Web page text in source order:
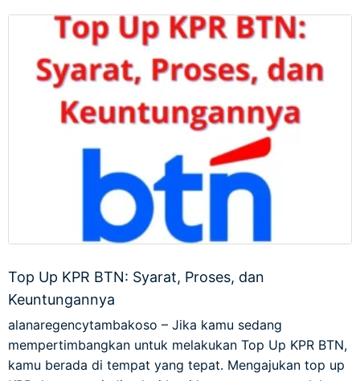
Top Up KPR BTN: Syarat, Proses, dan
Keuntungannya
alanaregencytambakoso – Jika kamu sedang
mempertimbangkan untuk melakukan Top Up KPR BTN,
kamu berada di tempat yang tepat. Mengajukan top up